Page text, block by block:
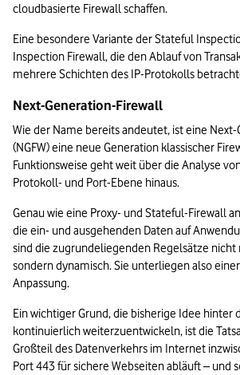
cloudbasierte Firewall schaffen.
Eine besondere Variante der Stateful
Inspection Firewall, die den Ablauf von
mehrere Schichten des IP-Protokolls
Next-Generation-Firewall
Wie der Name bereits andeutet, ist eine
(NGFW) eine neue Generation klassischer
Funktionsweise geht weit über die Analyse
Protokoll- und Port-Ebene hinaus.
Genau wie eine Proxy- und Stateful-Firewall
die ein- und ausgehenden Daten auf
sind die zugrundeliegenden Regelsätze nicht
sondern dynamisch. Sie unterliegen also
Anpassung.
Ein wichtiger Grund, die bisherige Idee hinter
kontinuierlich weiterzuentwickeln, ist die
Großteil des Datenverkehrs im Internet
Port 443 für sichere Webseiten abläuft – und